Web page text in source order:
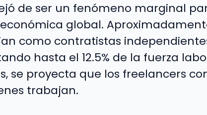
de ser un fenómeno marginal
global.
como contratistas
hasta el 12.5% de la fuerza
se proyecta que los freelancers
trabajan.